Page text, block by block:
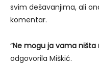
svim dešavanjima, ali
komentar.
“Ne mogu ja vama
odgovorila Miškić.